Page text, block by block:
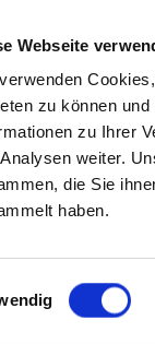
Webseite
zu können
zu Ihrer
weiter.
die Sie
haben.